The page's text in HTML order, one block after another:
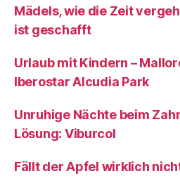
Mädels, wie die Zeit
ist geschafft
Urlaub mit Kindern –
Iberostar Alcudia Park
Unruhige Nächte beim
Lösung: Viburcol
Fällt der Apfel wirklich